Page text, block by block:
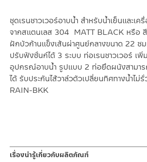
ชุดเรนชาวเวอร์อาบน้ำ สำหรับน้ำเย็นและเ
จากสแตนเลส 304 MATT BLACK หรือ
ฝักบัวก้านแข็งเส้นผ่าศูนย์กลางขนาด 22
ปรับฟังชั่นก์ได้ 3 ระบบ ท่อเรนชาวเวอร์ เ
อุปกรณ์อาบน้ำ รูปแบบ 2 ท่อยึดผนังสามาร
ได้ รับประกันไส้วาล์วตัวเปลี่ยนทิศทางน้ำไ
RAIN-BKK
เรื่องน่ารู้เกี่ยวกับผลิตภัณฑ์